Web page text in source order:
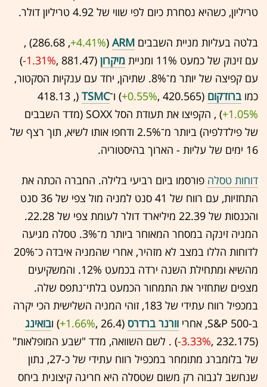
טריליון, כשהיא נסחרת כיום לפי שווי של 4.92 טריליון דולר.
בלטה בעליות מניית השבבים ARM
(286.68 ,‎
+4.41%
‏) ,
עם זינוק של כמעט 11% ומניית
מיקרון (881.47 ,‎
-1.31%
‏)
עם קפיצה של יותר מ־8%. שתיהן, יחד עם ענקיות הסקטור,
כמו ברודקום (420.565 ,‎
+0.55%‏) ו־TSMC
(418.13 ,‎
+1.05%
‏) , הקפיצו את תעודת הסל SOXX (מדד השבבים
של פילדלפיה) ביותר מ־2.5% ודחפו אותו לשיא, תוך רצף של
16 ימים של עליות - הארוך בהיסטוריה.
דוחות טסלה פורסמו ביום רביעי בלילה. החברה הכתה את
התחזיות, עם רווח של 41 סנט למניה מול צפי של 36 סנט
והכנסות של 22.39 מיליארד דולר לעומת צפי של 22.28.
המניה זינקה במסחר המאוחר ביותר מ־3%. טסלה מגיעה
לדוחות הללו במצב לא מזהיר, אחרי שהמניה איבדה כ־20%
מהשיא ומתחילת השנה ירדה בכמעט 12%. והמשקיעים
מצפים שתחזיר את התמחור הכמעט בלתי־נתפס שלה.
במכפיל רווח עתידי של 183, זוהי המניה השלישית הכי יקרה
ב-S&P 500, אחרי
וורנר ברדרס (26.4 ,‎
+1.66%‏) ובואינג
(232.175 ,‎
-3.33%‏) . לשם השוואה, מדד "שבע המופלאות"
של בלומברג מתומחר במכפיל רווח עתידי של כ-27, נתון
שנחשב לגבוה רק משום שטסלה היא חריגה קיצונית ביחס